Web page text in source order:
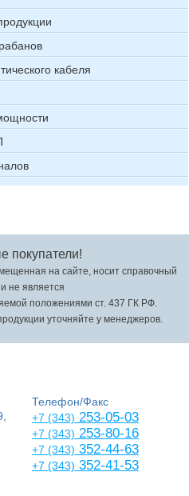
кабеля
покупатели!
на сайте, носит справочный
не является
положениями ст. 437 ГК РФ.
уточняйте у менеджеров.
Телефон/Факс
+7 (343) 253-05-03
+7 (343) 253-80-16
+7 (343) 352-44-63
+7 (343) 352-41-53